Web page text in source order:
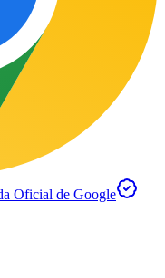
Oficial de Google